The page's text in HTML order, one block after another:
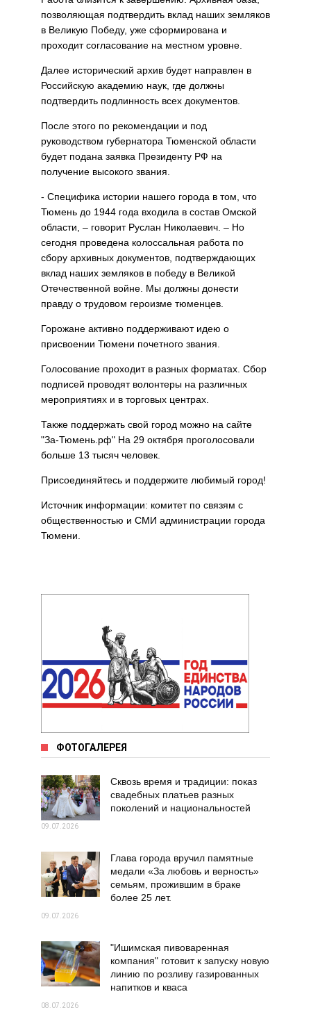
позволяющая подтвердить вклад наших земляков
в Великую Победу, уже сформирована и
проходит согласование на местном уровне.
Далее исторический архив будет направлен в
Российскую академию наук, где должны
подтвердить подлинность всех документов.
После этого по рекомендации и под
руководством губернатора Тюменской области
будет подана заявка Президенту РФ на
получение высокого звания.
- Специфика истории нашего города в том, что
Тюмень до 1944 года входила в состав Омской
области, – говорит Руслан Николаевич. – Но
сегодня проведена колоссальная работа по
сбору архивных документов, подтверждающих
вклад наших земляков в победу в Великой
Отечественной войне. Мы должны донести
правду о трудовом героизме тюменцев.
Горожане активно поддерживают идею о
присвоении Тюмени почетного звания.
Голосование проходит в разных форматах. Сбор
подписей проводят волонтеры на различных
мероприятиях и в торговых центрах.
Также поддержать свой город можно на сайте
"За-Тюмень.рф" На 29 октября проголосовали
больше 13 тысяч человек.
Присоединяйтесь и поддержите любимый город!
Источник информации: комитет по связям с
общественностью и СМИ администрации города
Тюмени.
ФОТОГАЛЕРЕЯ
Сквозь время и традиции: показ
свадебных платьев разных
поколений и национальностей
09.07.2026
Глава города вручил памятные
медали «За любовь и верность»
семьям, прожившим в браке
более 25 лет.
09.07.2026
"Ишимская пивоваренная
компания" готовит к запуску новую
линию по розливу газированных
напитков и кваса
08.07.2026